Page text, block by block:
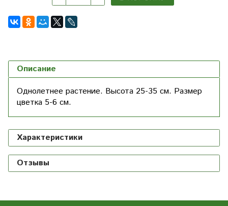
Описание
Однолетнее растение. Высота 25-35 см. Размер
цветка 5-6 см.
Характеристики
Отзывы